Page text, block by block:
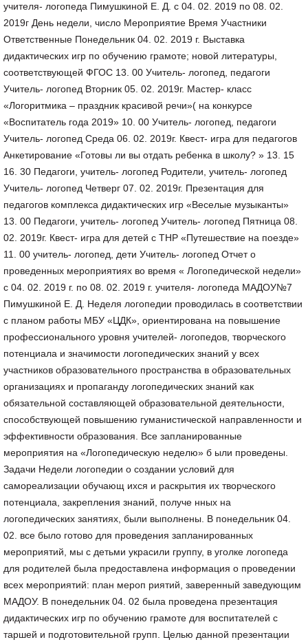
учителя- логопеда Пимушкиной Е. Д. с 04. 02. 2019 по 08. 02.
2019г День недели, число Мероприятие Время Участники
Ответственные Понедельник 04. 02. 2019 г. Выставка
дидактических игр по обучению грамоте; новой литературы,
соответствующей ФГОС 13. 00 Учитель- логопед, педагоги
Учитель- логопед Вторник 05. 02. 2019г. Мастер- класс
«Логоритмика – праздник красивой речи»( на конкурсе
«Воспитатель года 2019» 10. 00 Учитель- логопед, педагоги
Учитель- логопед Среда 06. 02. 2019г. Квест- игра для педагогов
Анкетирование «Готовы ли вы отдать ребенка в школу? » 13. 15
16. 30 Педагоги, учитель- логопед Родители, учитель- логопед
Учитель- логопед Четверг 07. 02. 2019г. Презентация для
педагогов комплекса дидактических игр «Веселые музыканты»
13. 00 Педагоги, учитель- логопед Учитель- логопед Пятница 08.
02. 2019г. Квест- игра для детей с ТНР «Путешествие на поезде»
11. 00 учитель- логопед, дети Учитель- логопед Отчет о
проведенных мероприятиях во время « Логопедической недели»
с 04. 02. 2019 г. по 08. 02. 2019 г. учителя- логопеда МАДОУ№7
Пимушкиной Е. Д. Неделя логопедии проводилась в соответствии
с планом работы МБУ «ЦДК», ориентирована на повышение
профессионального уровня учителей- логопедов, творческого
потенциала и значимости логопедических знаний у всех
участников образовательного пространства в образовательных
организациях и пропаганду логопедических знаний как
обязательной составляющей образовательной деятельности,
способствующей повышению гуманистической направленности и
эффективности образования. Все запланированные
мероприятия на «Логопедическую неделю» б ыли проведены.
Задачи Недели логопедии о создании условий для
самореализации обучающ ихся и раскрытия их творческого
потенциала, закрепления знаний, получе нных на
логопедических занятиях, были выполнены. В понедельник 04.
02. все было готово для проведения запланированных
мероприятий, мы с детьми украсили группу, в уголке логопеда
для родителей была предоставлена информация о проведении
всех мероприятий: план мероп риятий, заверенный заведующим
МАДОУ. В понедельник 04. 02 была проведена презентация
дидактических игр по обучению грамоте для воспитателей с
таршей и подготовительной групп. Целью данной презентации